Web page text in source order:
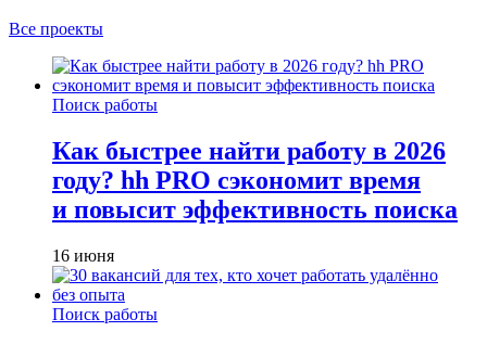
Все проекты
Поиск работы
Как быстрее найти работу в 2026
году? hh PRO сэкономит время
и повысит эффективность поиска
16 июня
Поиск работы